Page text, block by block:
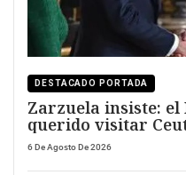
DESTACADO PORTADA
Zarzuela insiste: el
querido visitar
6 De Agosto De 2026